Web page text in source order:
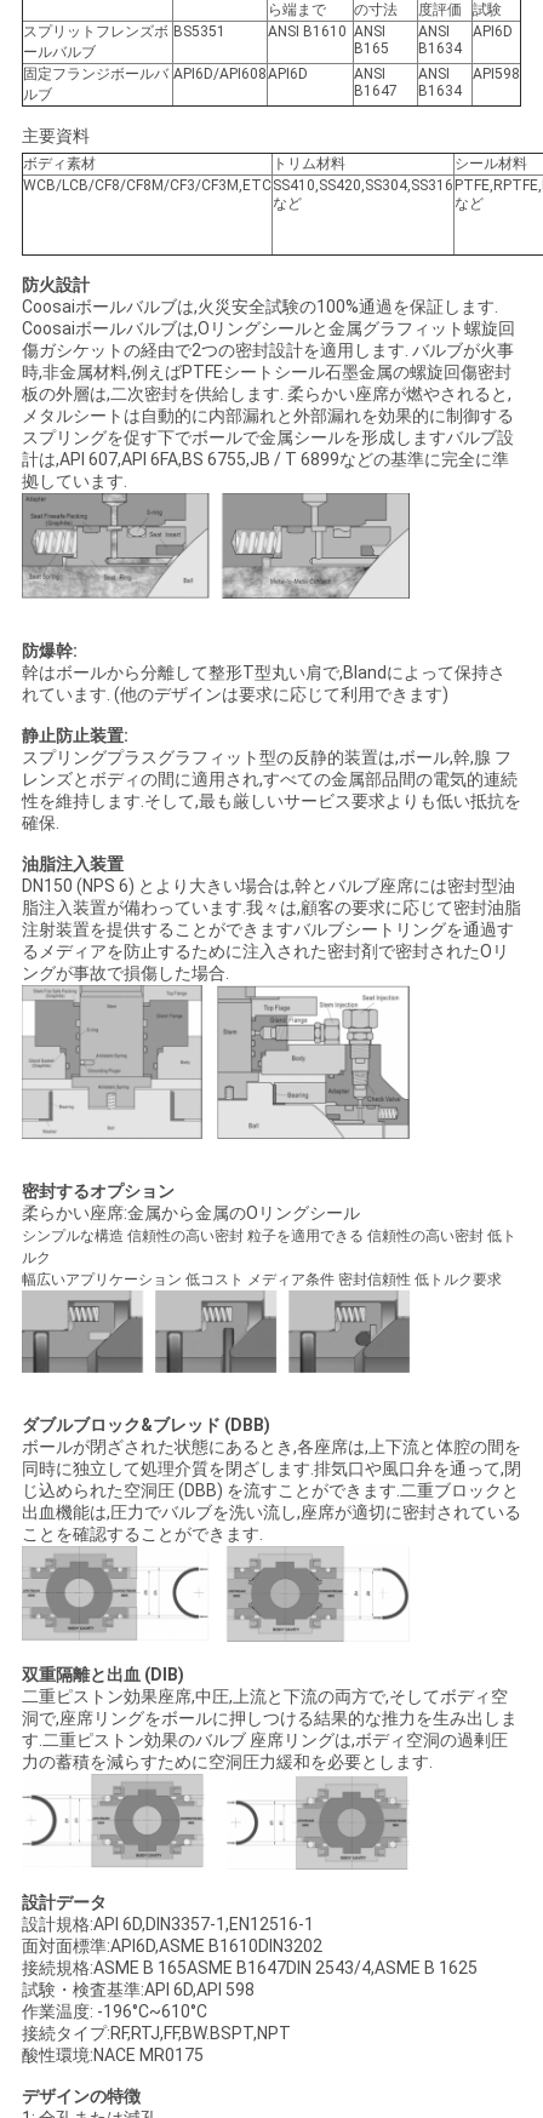
ニ
ュ
ー
ス
引
金
を
求
め
て
く
だ
さ
い
地
図
PRIVACY
POLICY
ら端まで
の寸法
度評価
試験
スプリットフレンズボ
ールバルブ
BS5351 ANSI B1610 ANSI
B165
ANSI
B1634
API6D
固定フランジボールバ
ルブ
API6D/API608API6D
ANSI
B1647
ANSI
B1634
API598
主要資料
ボディ素材 トリム材料
シール材料
WCB/LCB/CF8/CF8M/CF3/CF3M,ETCSS410,SS420,SS304,SS316
など
など
防火設計
Coosaiボールバルブは,火災安全試験の100%通過を保証します.
Coosaiボールバルブは,Oリングシールと金属グラフィット螺旋回
傷ガシケットの経由で2つの密封設計を適用します. バルブが火事
時,非金属材料,例えばPTFEシートシール石墨金属の螺旋回傷密封
板の外層は,二次密封を供給します. 柔らかい座席が燃やされると,
メタルシートは自動的に内部漏れと外部漏れを効果的に制御する
スプリングを促す下でボールで金属シールを形成しますバルブ設
計は,API 607,API 6FA,BS 6755,JB / T 6899などの基準に完全に準
拠しています.
防爆幹:
幹はボールから分離して整形T型丸い肩で,Blandによって保持さ
れています. (他のデザインは要求に応じて利用できます)
静止防止装置:
スプリングプラスグラフィット型の反静的装置は,ボール,幹,腺 フ
レンズとボディの間に適用され,すべての金属部品間の電気的連続
性を維持します.そして,最も厳しいサービス要求よりも低い抵抗を
確保.
油脂注入装置
DN150 (NPS 6) とより大きい場合は,幹とバルブ座席には密封型油
脂注入装置が備わっています.我々は,顧客の要求に応じて密封油脂
注射装置を提供することができますバルブシートリングを通過す
るメディアを防止するために注入された密封剤で密封されたOリ
ングが事故で損傷した場合.
密封するオプション
柔らかい座席:金属から金属のOリングシール
シンプルな構造 信頼性の高い密封 粒子を適用できる 信頼性の高い密封 低ト
ルク
幅広いアプリケーション 低コスト メディア条件 密封信頼性 低トルク要求
ダブルブロック&ブレッド (DBB)
ボールが閉ざされた状態にあるとき,各座席は,上下流と体腔の間を
同時に独立して処理介質を閉ざします.排気口や風口弁を通って,閉
じ込められた空洞圧 (DBB) を流すことができます.二重ブロックと
出血機能は,圧力でバルブを洗い流し,座席が適切に密封されている
ことを確認することができます.
双重隔離と出血 (DIB)
二重ピストン効果座席,中圧,上流と下流の両方で,そしてボディ空
洞で,座席リングをボールに押しつける結果的な推力を生み出しま
す.二重ピストン効果のバルブ 座席リングは,ボディ空洞の過剰圧
力の蓄積を減らすために空洞圧力緩和を必要とします.
設計データ
設計規格:API 6D,DIN3357-1,EN12516-1
面対面標準:API6D,ASME B1610DIN3202
接続規格:ASME B 165ASME B1647DIN 2543/4,ASME B 1625
試験・検査基準:API 6D,API 598
作業温度: -196°C~610°C
接続タイプ:RF,RTJ,FF,BW.BSPT,NPT
酸性環境:NACE MR0175
デザインの特徴